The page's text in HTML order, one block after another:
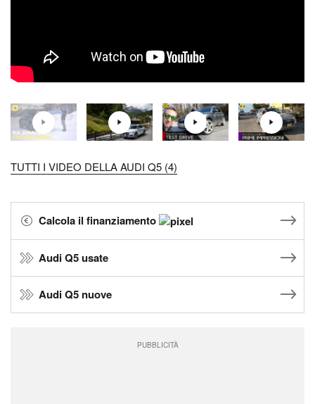
TUTTI I VIDEO DELLA AUDI Q5 (4)
Calcola il finanziamento
Audi Q5 usate
Audi Q5 nuove
PUBBLICITÀ